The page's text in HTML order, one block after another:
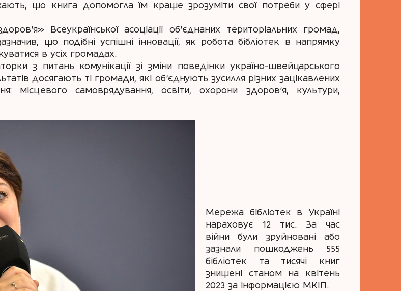
що книга допомогла їм краще зрозуміти свої потреби у сфері
Всеукраїнської асоціації об’єднаних територіальних громад,
що подібні успішні інновації, як робота бібліотек в напрямку
в усіх громадах.
з питань комунікації зі зміни поведінки україно-швейцарського
досягають ті громади, які об’єднують зусилля різних зацікавлених
місцевого самоврядування, освіти, охорони здоров‘я, культури,
Мережа бібліотек в Україні
нараховує 12 тис. За час
війни були зруйновані або
зазнали пошкоджень 555
бібліотек та тисячі книг
знищені станом на квітень
2023 за інформацією МКІП.